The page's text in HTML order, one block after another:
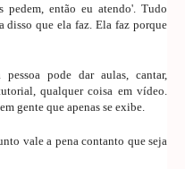
pedem, então eu atendo'. Tudo
disso que ela faz. Ela faz porque
pode dar aulas, cantar,
qualquer coisa em vídeo.
gente que apenas se exibe.
vale a pena contanto que seja